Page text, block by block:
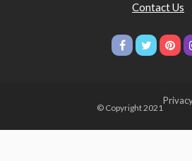
Contact Us
© Copyright 2021